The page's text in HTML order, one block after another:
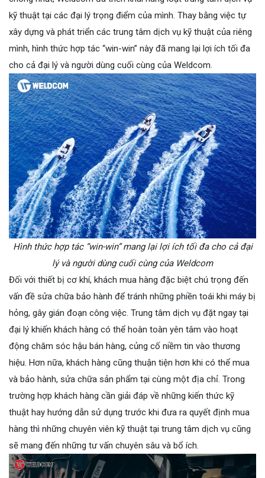
kỹ thuật tại các đại lý trọng điểm của mình. Thay bằng việc tự
xây dựng và phát triển các trung tâm dịch vụ kỹ thuật của riêng
mình, hình thức hợp tác “win-win” này đã mang lại lợi ích tối đa
cho cả đại lý và người dùng cuối cùng của Weldcom.
Hình thức hợp tác “win-win” mang lại lợi ích tối đa cho cả đại
lý và người dùng cuối cùng của Weldcom
Đối với thiết bị cơ khí, khách mua hàng đặc biệt chú trọng đến
vấn đề sửa chữa bảo hành để tránh những phiền toái khi máy bị
hỏng, gây gián đoạn công việc. Trung tâm dịch vụ đặt ngay tại
đại lý khiến khách hàng có thể hoàn toàn yên tâm vào hoạt
động chăm sóc hậu bán hàng, củng cố niềm tin vào thương
hiệu. Hơn nữa, khách hàng cũng thuận tiện hơn khi có thể mua
và bảo hành, sửa chữa sản phẩm tại cùng một địa chỉ. Trong
trường hợp khách hàng cần giải đáp về những kiến thức kỹ
thuật hay hướng dẫn sử dụng trước khi đưa ra quyết định mua
hàng thì những chuyên viên kỹ thuật tại trung tâm dịch vụ cũng
sẽ mang đến những tư vấn chuyên sâu và bổ ích.